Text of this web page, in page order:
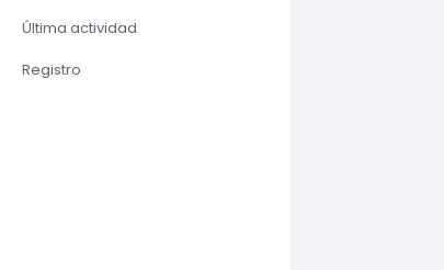
Última actividad
Registro